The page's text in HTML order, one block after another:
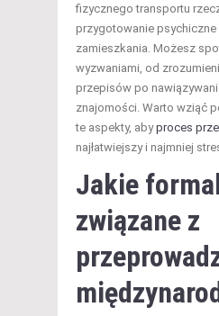
fizycznego transportu
przygotowanie psychiczne
zamieszkania. Możesz
wyzwaniami, od
przepisów po
znajomości. Warto wziąć
te aspekty, abyproces
najłatwiejszy i najmniej
Jakie
związane z